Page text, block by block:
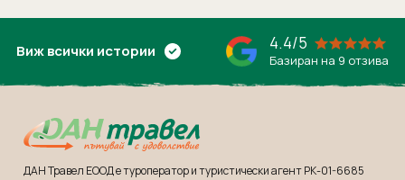
Виж всички истории 4.4/5
Базиран на 9 отзива
ДАН Травел ЕООД е туроператор и туристически агент РК-01-6685